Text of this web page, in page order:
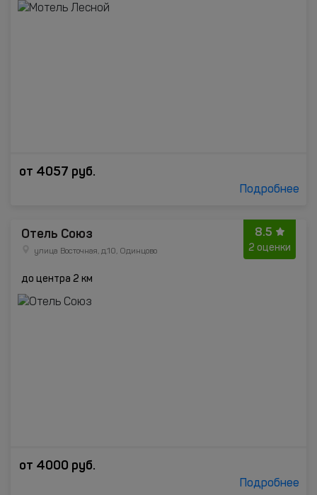
от 4057 руб.
Подробнее
8.5
2 оценки
Отель Союз
улица Восточная, д.10, Одинцово
до центра 2 км
от 4000 руб.
Подробнее